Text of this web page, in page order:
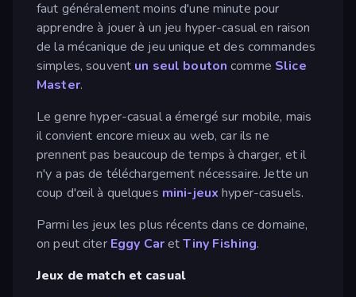
faut généralement moins d'une minute pour
apprendre à jouer à un jeu hyper-casual en raison
de la mécanique de jeu unique et des commandes
simples, souvent un seul bouton comme Slice
Master.
Le genre hyper-casual a émergé sur mobile, mais
il convient encore mieux au web, car ils ne
prennent pas beaucoup de temps à charger, et il
n'y a pas de téléchargement nécessaire. Jette un
coup d'œil à quelques mini-jeux hyper-casuels.
Parmi les jeux les plus récents dans ce domaine,
on peut citer Eggy CaretTiny Fishing.
Jeux de match et casual